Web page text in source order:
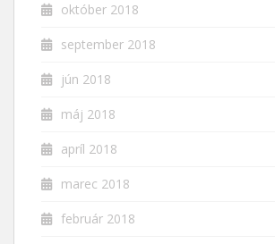
október 2018
september 2018
jún 2018
máj 2018
apríl 2018
marec 2018
február 2018